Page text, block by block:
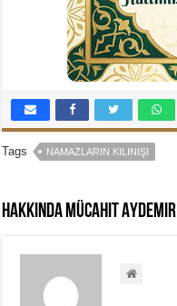
Tags NAMAZLARIN KILINIŞI
Hakkında Mücahit Aydemir